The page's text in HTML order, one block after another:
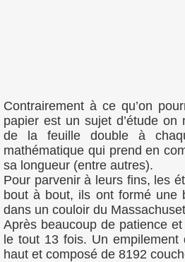
Contrairement à ce qu’on
papier est un sujet d’étude on
de la feuille double à
mathématique qui prend en
sa longueur (entre autres).
Pour parvenir à leurs fins, les
bout à bout, ils ont formé une
dans un couloir du
Après beaucoup de patience
le tout 13 fois. Un
haut et composé de 8192